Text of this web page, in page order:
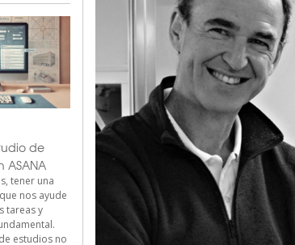
de
tener una
nos ayude
tareas y
estudios no